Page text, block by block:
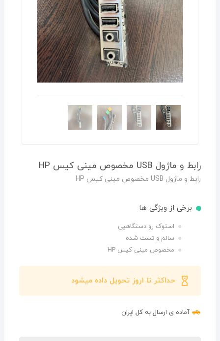
رابط و ماژول USB مخصوص مینی کیس HP
رابط و ماژول USB مخصوص مینی کیس HP
برخی از ویژگی ها
استوک رو دستگاهیی
سالم و تست شده
مخصوص مینی کیس HP
حداکثر تا 1روز تحویل داده میشود
آماده ی ارسال به کل ایران